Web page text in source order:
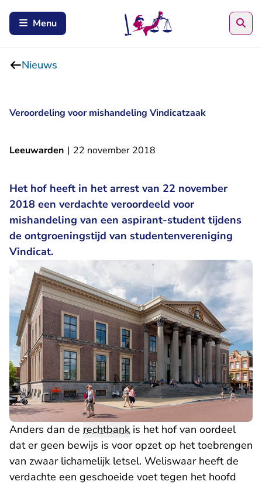
Menu
Nieuws
Veroordeling voor mishandeling Vindicatzaak
Leeuwarden | 22 november 2018
Het hof heeft in het arrest van 22 november
2018 een verdachte veroordeeld voor
mishandeling van een aspirant-student tijdens
de ontgroeningstijd van studentenvereniging
Vindicat.
Anders dan de rechtbank is het hof van oordeel
dat er geen bewijs is voor opzet op het toebrengen
van zwaar lichamelijk letsel. Weliswaar heeft de
verdachte een geschoeide voet tegen het hoofd